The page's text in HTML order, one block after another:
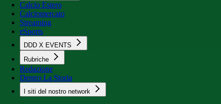
Calcio Estero
Calciomercato
Streaming
eSports
DDD X EVENTS
Rubriche
Redazione
Dentro La Storia
I siti del nostro network